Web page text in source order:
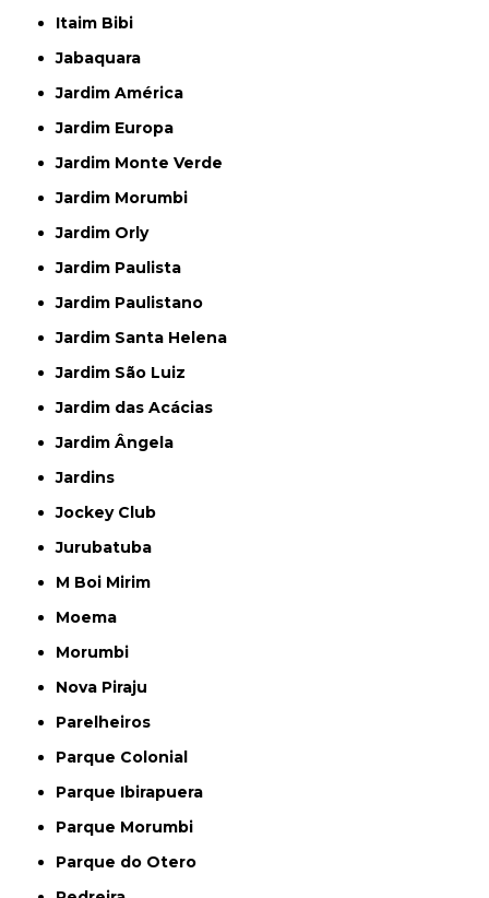
Itaim Bibi
Jabaquara
Jardim América
Jardim Europa
Jardim Monte Verde
Jardim Morumbi
Jardim Orly
Jardim Paulista
Jardim Paulistano
Jardim Santa Helena
Jardim São Luiz
Jardim das Acácias
Jardim Ângela
Jardins
Jockey Club
Jurubatuba
M Boi Mirim
Moema
Morumbi
Nova Piraju
Parelheiros
Parque Colonial
Parque Ibirapuera
Parque Morumbi
Parque do Otero